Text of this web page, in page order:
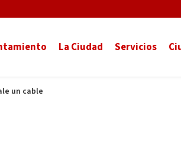
La Ciudad Servicios
un cable